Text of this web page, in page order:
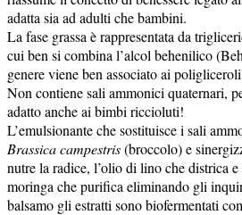
adatta sia ad adulti che bambini.
La fase grassa è rappresentata da
cui ben si combina l’alcol behenilico
genere viene ben associato ai
Non contiene sali ammonici quaternari,
adatto anche ai bimbi riccioluti!
L’emulsionante che sostituisce i sali
Brassica campestris(broccolo) e
nutre la radice, l’olio di lino che districa
moringa che purifica eliminando gli
balsamo gli estratti sono biofermentati